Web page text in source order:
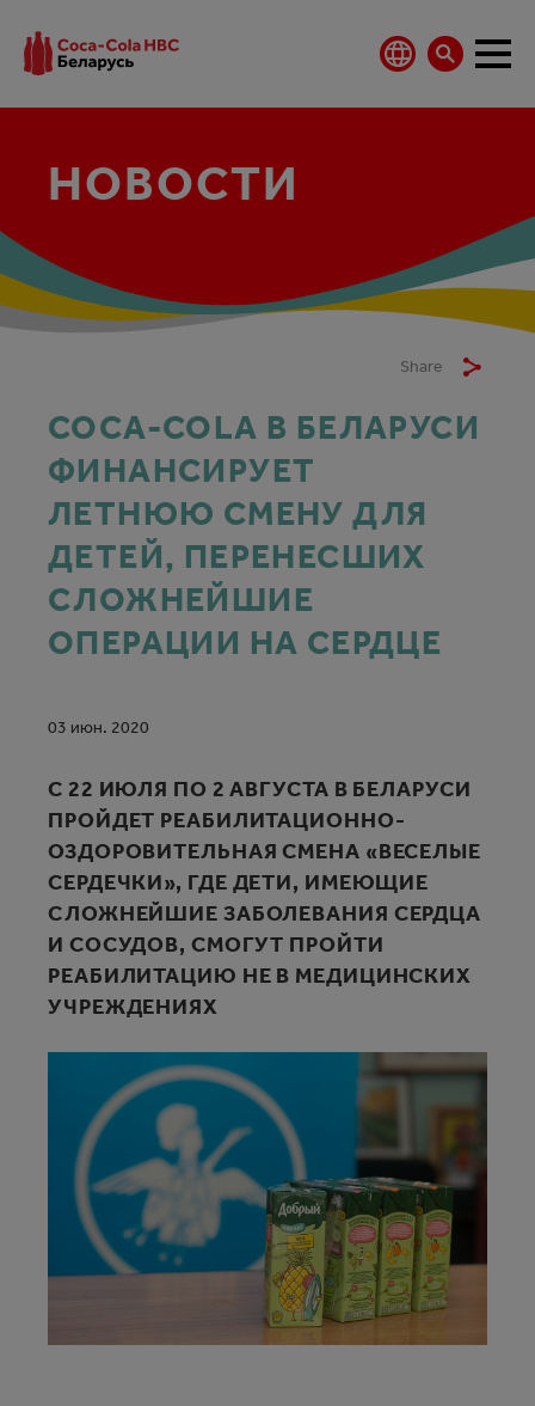
НОВОСТИ
Share
COCA‑COLA В БЕЛАРУСИ
ФИНАНСИРУЕТ
ЛЕТНЮЮ СМЕНУ ДЛЯ
ДЕТЕЙ, ПЕРЕНЕСШИХ
СЛОЖНЕЙШИЕ
ОПЕРАЦИИ НА СЕРДЦЕ
03 июн. 2020
С 22 ИЮЛЯ ПО 2 АВГУСТА В БЕЛАРУСИ
ПРОЙДЕТ РЕАБИЛИТАЦИОННО-
ОЗДОРОВИТЕЛЬНАЯ СМЕНА «ВЕСЕЛЫЕ
СЕРДЕЧКИ», ГДЕ ДЕТИ, ИМЕЮЩИЕ
СЛОЖНЕЙШИЕ ЗАБОЛЕВАНИЯ СЕРДЦА
И СОСУДОВ, СМОГУТ ПРОЙТИ
РЕАБИЛИТАЦИЮ НЕ В МЕДИЦИНСКИХ
УЧРЕЖДЕНИЯХ